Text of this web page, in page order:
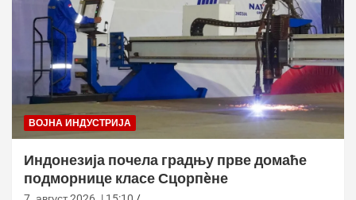
ВОЈНА ИНДУСТРИЈА
Индонезија почела градњу прве домаће
подморнице класе Сцорпèне